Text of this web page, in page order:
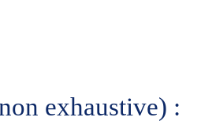
exhaustive) :